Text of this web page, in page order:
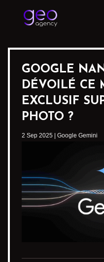
GOOGLE
DÉVOILÉ CE
EXCLUSIF
PHOTO ?
2 Sep 2025 Google Gemini